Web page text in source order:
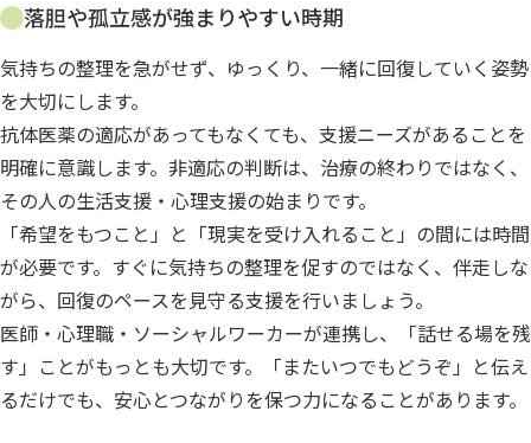
落胆や孤立感が強まりやすい時期
気持ちの整理を急がせず、ゆっくり、一緒に回復していく姿勢
を大切にします。
抗体医薬の適応があってもなくても、支援ニーズがあることを
明確に意識します。非適応の判断は、治療の終わりではなく、
その人の生活支援・心理支援の始まりです。
「希望をもつこと」と「現実を受け入れること」の間には時間
が必要です。すぐに気持ちの整理を促すのではなく、伴走しな
がら、回復のペースを見守る支援を行いましょう。
医師・心理職・ソーシャルワーカーが連携し、「話せる場を残
す」ことがもっとも大切です。「またいつでもどうぞ」と伝え
るだけでも、安心とつながりを保つ力になることがあります。